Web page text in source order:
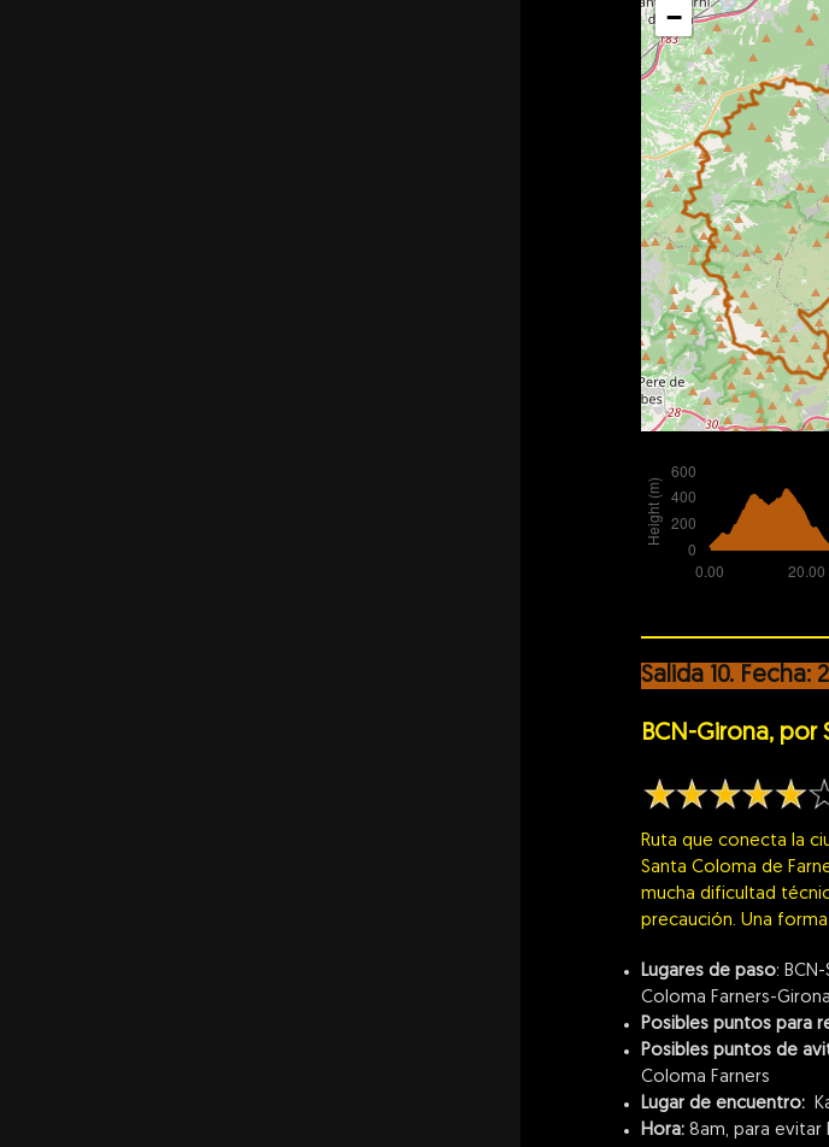
−
Salida 10.
BCN-Girona, por
Ruta que conecta la
Santa Coloma de
mucha dificultad
precaución. Una
Lugares de paso:
Coloma Farners-Girona
Posibles puntos para
Posibles puntos de
Coloma Farners
Lugar de encuentro:
Hora: 8am, para